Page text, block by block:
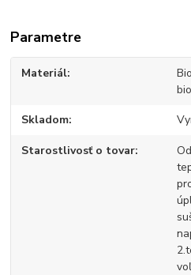
Parametre
Materiál
Skladom
Starostlivosť o tovar